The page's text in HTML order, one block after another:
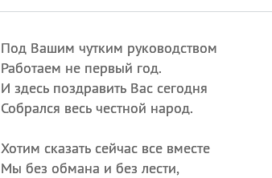
Под Вашим чутким руководством
Работаем не первый год.
И здесь поздравить Вас сегодня
Собрался весь честной народ.
Хотим сказать сейчас все вместе
Мы без обмана и без лести,